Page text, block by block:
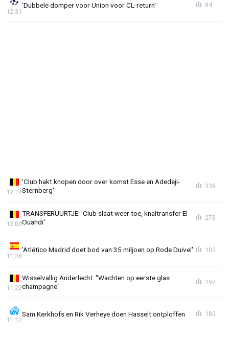
'Dubbele domper voor Union voor CL-return'
12:31
84
'Club hakt knopen door over komst Esse en Adedeji-
Sternberg'
12:14
338
TRANSFERUURTJE: 'Club slaat weer toe, knaltransfer El
Ouahdi'
12:00
273
'Atlético Madrid doet bod van 35 miljoen op Rode Duivel'
11:38
102
Wisselvallig Anderlecht: "Wachten op eerste glas
champagne"
11:22
297
Sam Kerkhofs en Rik Verheye doen Hasselt ontploffen
11:12
182